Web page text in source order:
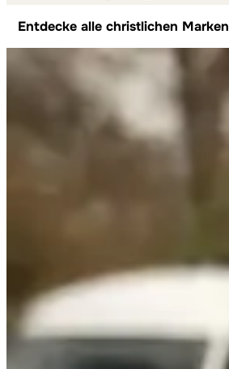
Entdecke alle christlichen Marken